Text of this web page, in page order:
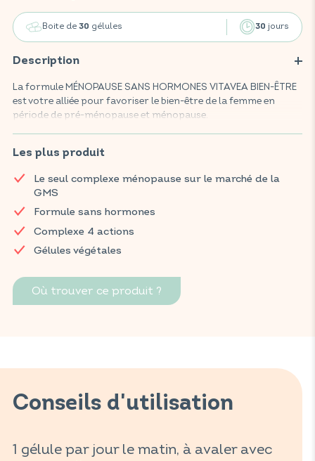
Boite de 30 gélules 30 jours
Description
La formule MÉNOPAUSE SANS HORMONES VITAVEA BIEN-ÊTRE
est votre alliée pour favoriser le bien-être de la femme en
période de pré-ménopause et ménopause.
Ce complément alimentaire, enrichi en pollen, vitamines B6 et
B9, aide à limiter les bouffées de chaleur, à lutter contre la
être de la femme.
Retrouvez vos produits VITAVEA BIEN-ÊTRE dans toutes vos
grandes surfaces préférées.
Les plus produit
Le seul complexe ménopause sur le marché de la
GMS
Formule sans hormones
Complexe 4 actions
Gélules végétales
Où trouver ce produit ?
Conseils d'utilisation
1 gélule par jour le matin, à avaler avec